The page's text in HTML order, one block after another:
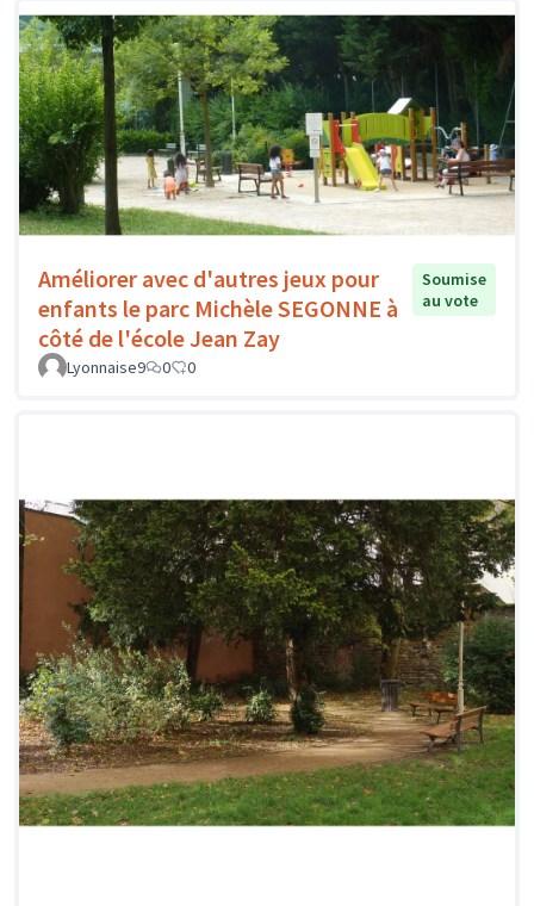
Améliorer avec d'autres jeux pour
enfants le parc Michèle SEGONNE à
côté de l'école Jean Zay
Soumise
au vote
Lyonnaise9 0 0